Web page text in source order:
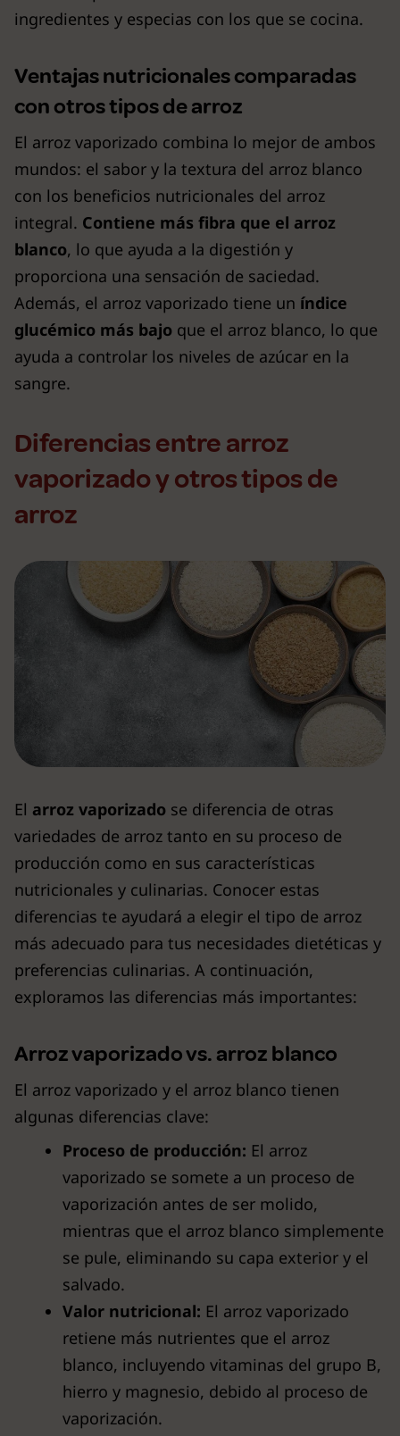
ingredientes y especias con los que se cocina.
Ventajas nutricionales comparadas
con otros tipos de arroz
El arroz vaporizado combina lo mejor de ambos
mundos: el sabor y la textura del arroz blanco
con los beneficios nutricionales del arroz
integral. Contiene más fibra que el arroz
blanco, lo que ayuda a la digestión y
proporciona una sensación de saciedad.
Además, el arroz vaporizado tiene un índice
glucémico más bajo que el arroz blanco, lo que
ayuda a controlar los niveles de azúcar en la
sangre.
Diferencias entre arroz
vaporizado y otros tipos de
arroz
El arroz vaporizado se diferencia de otras
variedades de arroz tanto en su proceso de
producción como en sus características
nutricionales y culinarias. Conocer estas
diferencias te ayudará a elegir el tipo de arroz
más adecuado para tus necesidades dietéticas y
preferencias culinarias. A continuación,
exploramos las diferencias más importantes:
Arroz vaporizado vs. arroz blanco
El arroz vaporizado y el arroz blanco tienen
algunas diferencias clave:
Proceso de producción: El arroz
vaporizado se somete a un proceso de
vaporización antes de ser molido,
mientras que el arroz blanco simplemente
se pule, eliminando su capa exterior y el
salvado.
Valor nutricional: El arroz vaporizado
retiene más nutrientes que el arroz
blanco, incluyendo vitaminas del grupo B,
hierro y magnesio, debido al proceso de
vaporización.